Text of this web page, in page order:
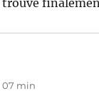
07 min